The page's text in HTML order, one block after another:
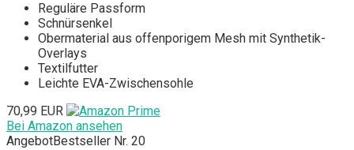
Reguläre Passform
Schnürsenkel
Obermaterial aus offenporigem Mesh mit Synthetik-
Overlays
Textilfutter
Leichte EVA-Zwischensohle
70,99 EUR
Bei Amazon ansehen
AngebotBestseller Nr. 20